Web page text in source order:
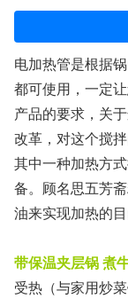
电加热管是根据
都可使用，一定
产品的要求，关
改革，对这个搅
其中一种加热方
备。顾名思五芳
油来实现加热的目
带保温夹层锅 煮
受热（与家用炒